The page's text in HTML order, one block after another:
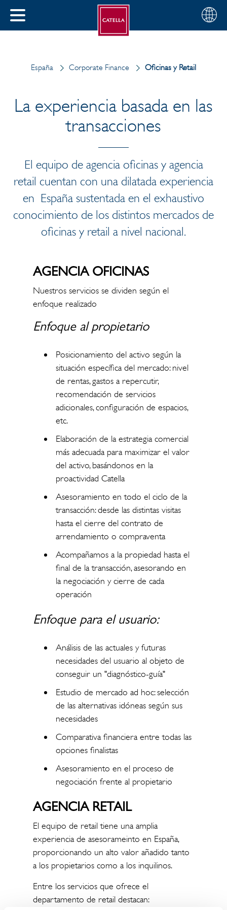
CERRAR
su
Español
España Corporate Finance Oficinas y Retail
La experiencia basada en las
transacciones
El equipo de agencia oficinas y agencia
retail cuentan con una dilatada experiencia
en España sustentada en el exhaustivo
conocimiento de los distintos mercados de
oficinas y retail a nivel nacional.
AGENCIA OFICINAS
Nuestros servicios se dividen según el
enfoque realizado
Enfoque al propietario
Posicionamiento del activo según la
situación específica del mercado: nivel
de rentas, gastos a repercutir,
recomendación de servicios
adicionales, configuración de espacios,
etc.
Elaboración de la estrategia comercial
más adecuada para maximizar el valor
del activo, basándonos en la
proactividad Catella
Asesoramiento en todo el ciclo de la
transacción: desde las distintas visitas
hasta el cierre del contrato de
arrendamiento o compraventa
Acompañamos a la propiedad hasta el
final de la transacción, asesorando en
la negociación y cierre de cada
operación
Enfoque para el usuario:
Análisis de las actuales y futuras
necesidades del usuario al objeto de
conseguir un "diagnóstico-guía"
Estudio de mercado ad hoc: selección
de las alternativas idóneas según sus
necesidades
Comparativa financiera entre todas las
opciones finalistas
Asesoramiento en el proceso de
negociación frente al propietario
AGENCIA RETAIL
El equipo de retail tiene una amplia
experiencia de asesorameinto en España,
proporcionando un alto valor añadido tanto
a los propietarios como a los inquilinos.
Entre los servicios que ofrece el
departamento de retail destacan: